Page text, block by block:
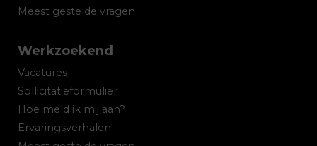
Meest gestelde vragen
Werkzoekend
Vacatures
Sollicitatieformulier
Hoe meld ik mij aan?
Ervaringsverhalen